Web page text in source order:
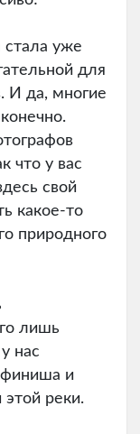
уже
для
И да, многие
что у вас
свой
какое-то
природного
лишь
нас
финиша и
этой реки.